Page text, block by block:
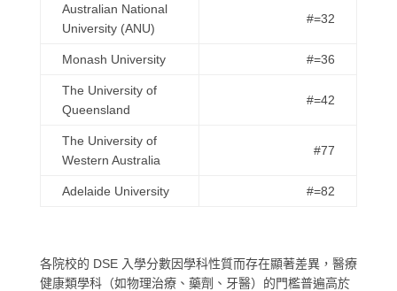
Australian National
University (ANU)
#=32
Monash University #=36
The University of
Queensland
#=42
The University of
Western Australia
#77
Adelaide University #=82
各院校的 DSE 入學分數因學科性質而存在顯著差異，醫療
健康類學科（如物理治療、藥劑、牙醫）的門檻普遍高於